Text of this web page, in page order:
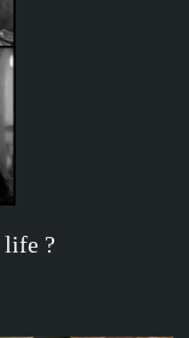
life ?